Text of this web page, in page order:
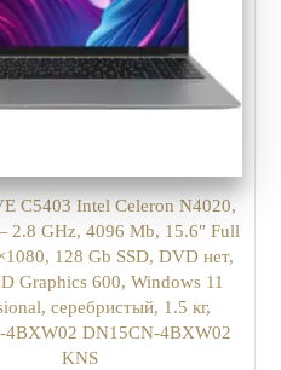
C5403 Intel Celeron N4020,
2.8 GHz, 4096 Mb, 15.6″ Full
128 Gb SSD, DVD нет,
Graphics 600, Windows 11
серебристый, 1.5 кг,
4BXW02 DN15CN-4BXW02
KNS